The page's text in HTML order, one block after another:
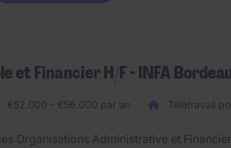
et Financier H/F - INFA
€52.000 - €56.000 par an Télétravail
Organisations Administrative et